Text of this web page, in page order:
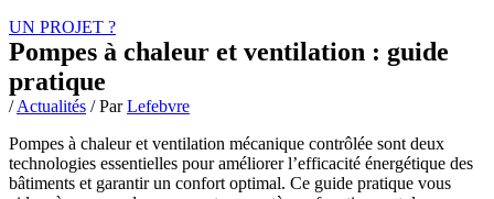
UN PROJET ?
Pompes à chaleur et ventilation : guide
pratique
/Actualités / ParLefebvre
Pompes à chaleur et ventilation mécanique contrôlée sont deux
technologies essentielles pour améliorer l’efficacité énergétique des
bâtiments et garantir un confort optimal. Ce guide pratique vous